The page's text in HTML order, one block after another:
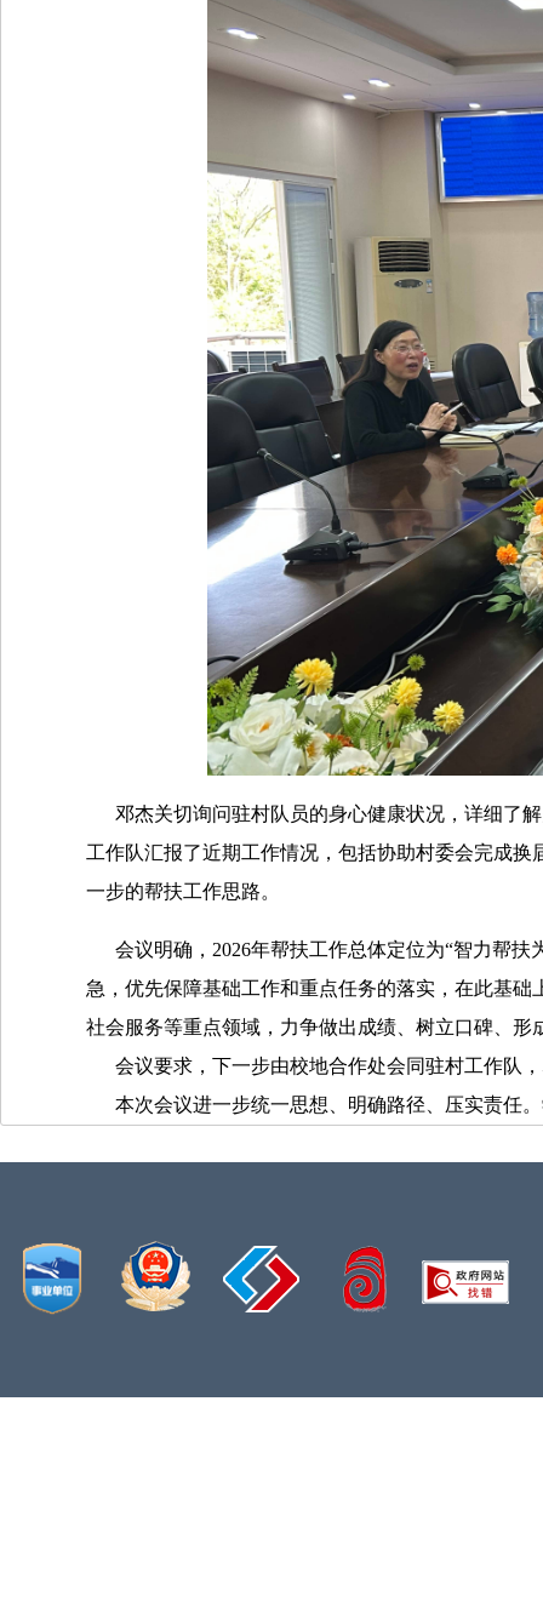
邓杰关切询问驻村队员的身心健康状况，详细了解
工作队汇报了近期工作情况，包括协助村委会完成
一步的帮扶工作思路。
会议明确，2026年帮扶工作总体定位为“智力帮扶
急，优先保障基础工作和重点任务的落实，在此基
社会服务等重点领域，力争做出成绩、树立口碑、形
会议要求，下一步由校地合作处会同驻村工作队
本次会议进一步统一思想、明确路径、压实责任。